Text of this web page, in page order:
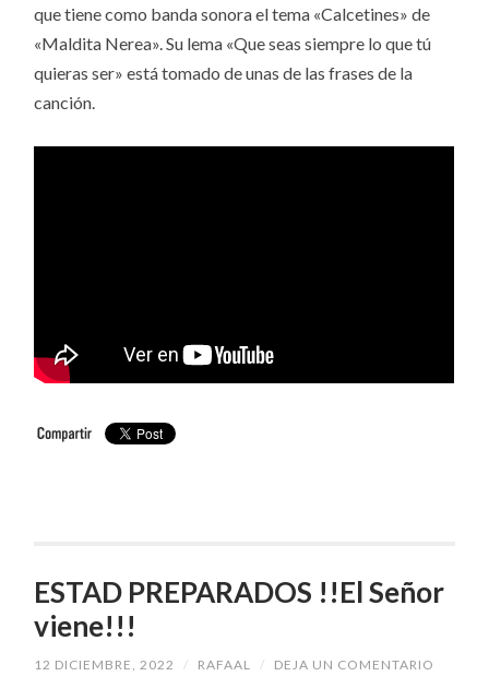
que tiene como banda sonora el tema «Calcetines» de
«Maldita Nerea». Su lema «Que seas siempre lo que tú
quieras ser» está tomado de unas de las frases de la
canción.
ESTAD PREPARADOS !!El Señor
viene!!!
12 DICIEMBRE, 2022 / RAFAAL / DEJA UN COMENTARIO